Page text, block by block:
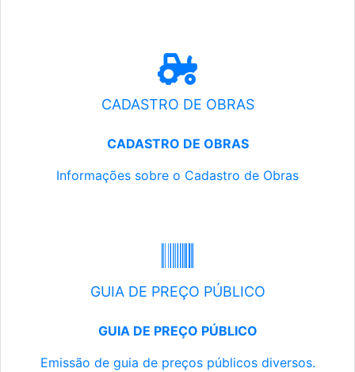
CADASTRO DE OBRAS
CADASTRO DE OBRAS
Informações sobre o Cadastro de Obras
GUIA DE PREÇO PÚBLICO
GUIA DE PREÇO PÚBLICO
Emissão de guia de preços públicos diversos.